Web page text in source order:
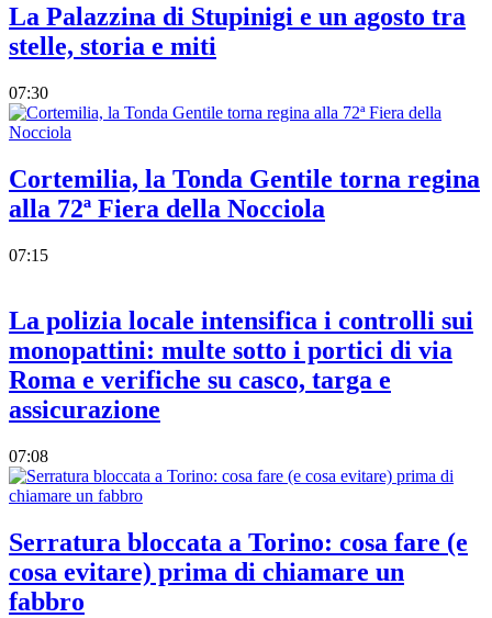
La Palazzina di Stupinigi e un agosto tra
stelle, storia e miti
07:30
Cortemilia, la Tonda Gentile torna regina
alla 72ª Fiera della Nocciola
07:15
La polizia locale intensifica i controlli sui
monopattini: multe sotto i portici di via
Roma e verifiche su casco, targa e
assicurazione
07:08
Serratura bloccata a Torino: cosa fare (e
cosa evitare) prima di chiamare un
fabbro